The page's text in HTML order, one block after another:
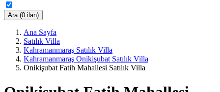
Ara (0 ilan)
Ana Sayfa
Satılık Villa
Kahramanmaraş Satılık Villa
Kahramanmaraş Onikişubat Satılık Villa
Onikişubat Fatih Mahallesi Satılık Villa